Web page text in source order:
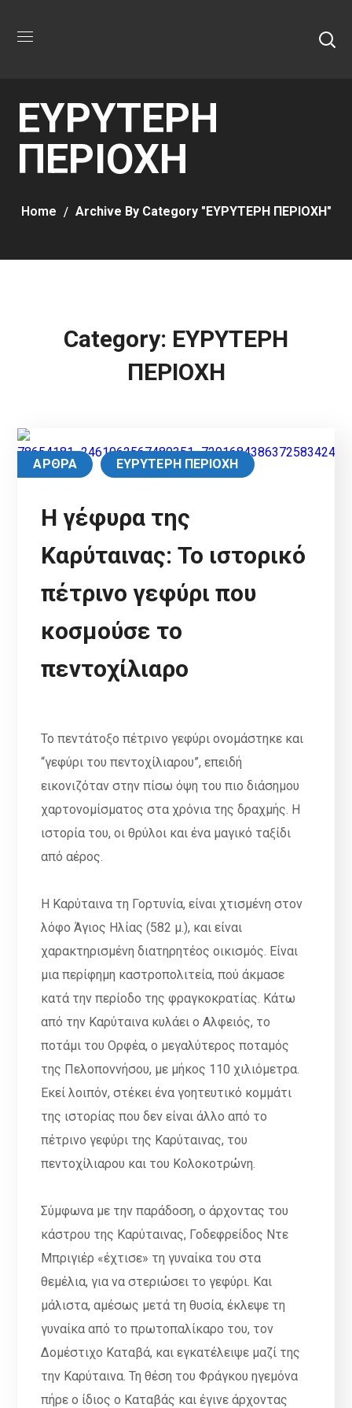
ΕΥΡΥΤΕΡΗ
ΠΕΡΙΟΧΗ
Home Archive By Category "ΕΥΡΥΤΕΡΗ ΠΕΡΙΟΧΗ"
Category: ΕΥΡΥΤΕΡΗ
ΠΕΡΙΟΧΗ
ΑΡΘΡΑ ΕΥΡΥΤΕΡΗ ΠΕΡΙΟΧΗ
Η γέφυρα της
Καρύταινας: Το ιστορικό
πέτρινο γεφύρι που
κοσμούσε το
πεντοχίλιαρο
Το πεντάτοξο πέτρινο γεφύρι ονομάστηκε και
“γεφύρι του πεντοχίλιαρου”, επειδή
εικονιζόταν στην πίσω όψη του πιο διάσημου
χαρτονομίσματος στα χρόνια της δραχμής. Η
ιστορία του, οι θρύλοι και ένα μαγικό ταξίδι
από αέρος.
Η Καρύταινα τη Γορτυνία, είναι χτισμένη στον
λόφο Άγιος Ηλίας (582 μ.), και είναι
χαρακτηρισμένη διατηρητέος οικισμός. Είναι
μια περίφημη καστροπολιτεία, πού άκμασε
κατά την περίοδο της φραγκοκρατίας. Κάτω
από την Καρύταινα κυλάει ο Αλφειός, το
ποτάμι του Ορφέα, ο μεγαλύτερος ποταμός
της Πελοποννήσου, με μήκος 110 χιλιόμετρα.
Εκεί λοιπόν, στέκει ένα γοητευτικό κομμάτι
της ιστορίας που δεν είναι άλλο από το
πέτρινο γεφύρι της Καρύταινας, του
πεντοχίλιαρου και του Κολοκοτρώνη.
Σύμφωνα με την παράδοση, ο άρχοντας του
κάστρου της Καρύταινας, Γοδεφρείδος Ντε
Μπριγιέρ «έχτισε» τη γυναίκα του στα
θεμέλια, για να στεριώσει το γεφύρι. Και
μάλιστα, αμέσως μετά τη θυσία, έκλεψε τη
γυναίκα από το πρωτοπαλίκαρο του, τον
Δομέστιχο Καταβά, και εγκατέλειψε μαζί της
την Καρύταινα. Τη θέση του Φράγκου ηγεμόνα
πήρε ο ίδιος ο Καταβάς και έγινε άρχοντας